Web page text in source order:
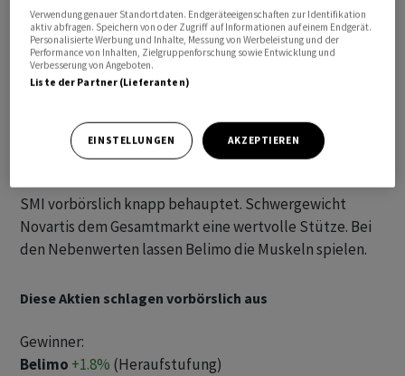
SMI vorbörslich knapp behauptet. Schwergewicht
Novartis dem Gesamtmarkt eine wertvolle Stütze. Bei
den Nebenwerten lassen Belimo die Muskeln spielen.
Diese Aktien schlagen vorbörslich aus
Gewinner:
Belimo +1.8% (Heraufstufung)
Verwendung genauer Standortdaten. Endgeräteeigenschaften zur Identifikation
aktiv abfragen. Speichern von oder Zugriff auf Informationen auf einem Endgerät.
Personalisierte Werbung und Inhalte, Messung von Werbeleistung und der
Performance von Inhalten, Zielgruppenforschung sowie Entwicklung und
Verbesserung von Angeboten.
Liste der Partner (Lieferanten)
EINSTELLUNGEN AKZEPTIEREN